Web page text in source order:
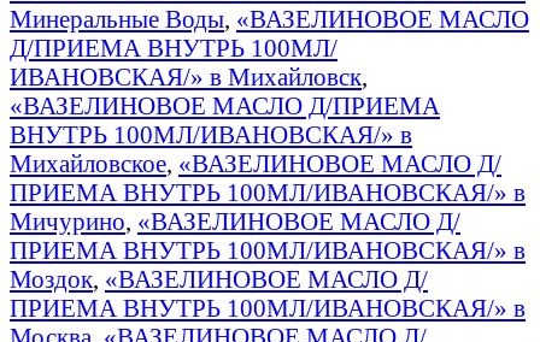
Минеральные Воды, «ВАЗЕЛИНОВОЕ МАСЛО
Д/ПРИЕМА ВНУТРЬ 100МЛ/
ИВАНОВСКАЯ/» в Михайловск,
«ВАЗЕЛИНОВОЕ МАСЛО Д/ПРИЕМА
ВНУТРЬ 100МЛ/ИВАНОВСКАЯ/» в
Михайловское, «ВАЗЕЛИНОВОЕ МАСЛО Д/
ПРИЕМА ВНУТРЬ 100МЛ/ИВАНОВСКАЯ/» в
Мичурино, «ВАЗЕЛИНОВОЕ МАСЛО Д/
ПРИЕМА ВНУТРЬ 100МЛ/ИВАНОВСКАЯ/» в
Моздок, «ВАЗЕЛИНОВОЕ МАСЛО Д/
ПРИЕМА ВНУТРЬ 100МЛ/ИВАНОВСКАЯ/» в